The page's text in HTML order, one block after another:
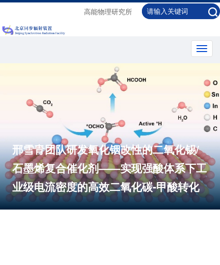
高能物理研究所
邢雪青团队研发氧化铟改性的二氧化锡/
石墨烯复合催化剂——实现强酸体系下工
业级电流密度的高效二氧化碳-甲酸转化